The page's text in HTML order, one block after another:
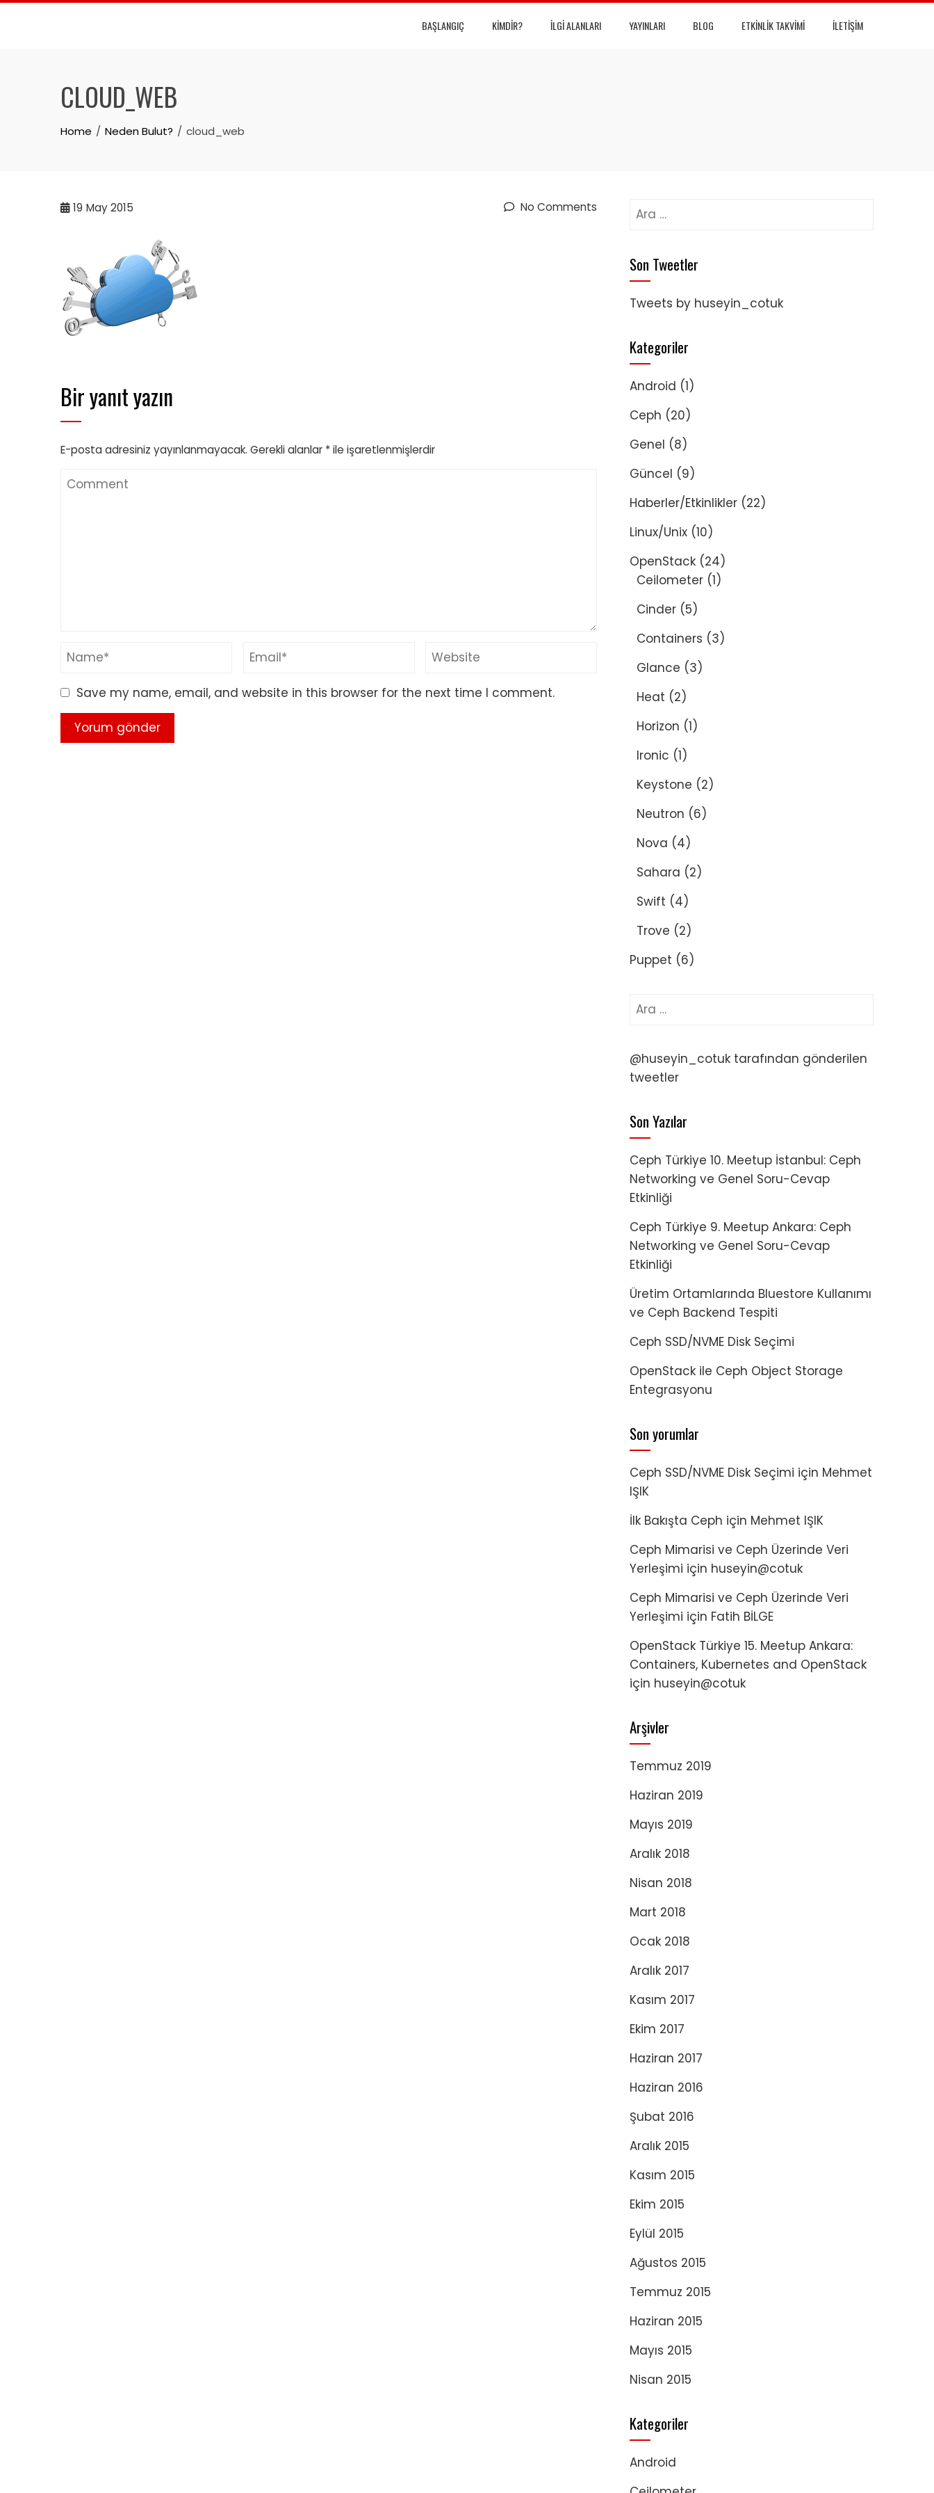
Skip
BAŞLANGIÇ KIMDIR? İLGI ALANLARI YAYINLARI BLOG ETKINLIK TAKVIMI İLETIŞIM
CLOUD_WEB
Home Neden Bulut? cloud_web
19 May 2015 No Comments
Bir yanıt yazın
E-posta adresiniz yayınlanmayacak. Gerekli alanlar *ile işaretlenmişlerdir
Save my name, email, and website in this browser for the next time I comment.
Arama:
Son Tweetler
Tweets by huseyin_cotuk
Kategoriler
Android (1)
Ceph (20)
Genel (8)
Güncel (9)
Haberler/Etkinlikler (22)
Linux/Unix (10)
OpenStack (24)
Ceilometer (1)
Cinder (5)
Containers (3)
Glance (3)
Heat (2)
Horizon (1)
Ironic (1)
Keystone (2)
Neutron (6)
Nova (4)
Sahara (2)
Swift (4)
Trove (2)
Puppet (6)
Arama:
@huseyin_cotuk tarafından gönderilen
tweetler
Son Yazılar
Ceph Türkiye 10. Meetup İstanbul: Ceph
Networking ve Genel Soru-Cevap
Etkinliği
Ceph Türkiye 9. Meetup Ankara: Ceph
Networking ve Genel Soru-Cevap
Etkinliği
Üretim Ortamlarında Bluestore Kullanımı
ve Ceph Backend Tespiti
Ceph SSD/NVME Disk Seçimi
OpenStack ile Ceph Object Storage
Entegrasyonu
Son yorumlar
Ceph SSD/NVME Disk Seçimi için Mehmet
IŞIK
İlk Bakışta Ceph için Mehmet IŞIK
Ceph Mimarisi ve Ceph Üzerinde Veri
Yerleşimi için huseyin@cotuk
Ceph Mimarisi ve Ceph Üzerinde Veri
Yerleşimi için Fatih BİLGE
OpenStack Türkiye 15. Meetup Ankara:
Containers, Kubernetes and OpenStack
için huseyin@cotuk
Arşivler
Temmuz 2019
Haziran 2019
Mayıs 2019
Aralık 2018
Nisan 2018
Mart 2018
Ocak 2018
Aralık 2017
Kasım 2017
Ekim 2017
Haziran 2017
Haziran 2016
Şubat 2016
Aralık 2015
Kasım 2015
Ekim 2015
Eylül 2015
Ağustos 2015
Temmuz 2015
Haziran 2015
Mayıs 2015
Nisan 2015
Kategoriler
Android